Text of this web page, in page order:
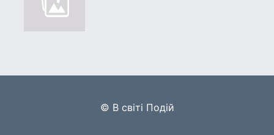
© В світі Подій